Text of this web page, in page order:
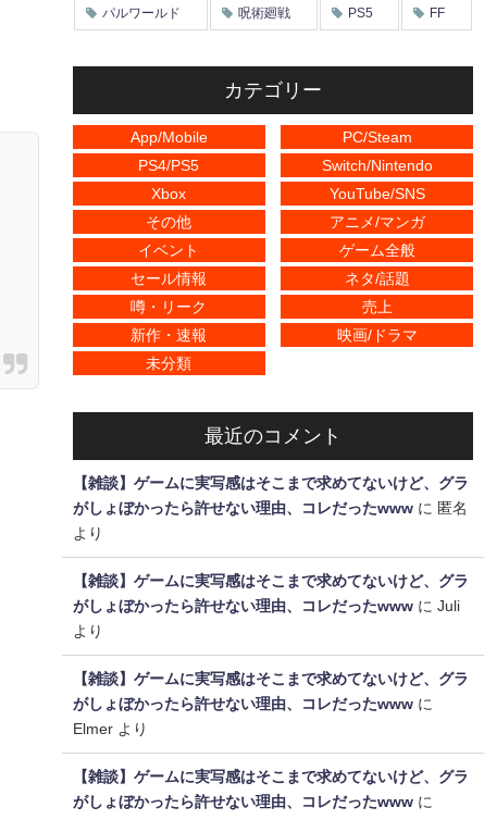
パルワールド 呪術廻戦 PS5 FF
カテゴリー
App/Mobile
PC/Steam
PS4/PS5
Switch/Nintendo
Xbox
YouTube/SNS
その他
アニメ/マンガ
イベント
ゲーム全般
セール情報
ネタ/話題
噂・リーク
売上
新作・速報
映画/ドラマ
未分類
最近のコメント
【雑談】ゲームに実写感はそこまで求めてないけど、グラ
がしょぼかったら許せない理由、コレだったwww に 匿名
より
【雑談】ゲームに実写感はそこまで求めてないけど、グラ
がしょぼかったら許せない理由、コレだったwww に Juli
より
【雑談】ゲームに実写感はそこまで求めてないけど、グラ
がしょぼかったら許せない理由、コレだったwww に
Elmer より
【雑談】ゲームに実写感はそこまで求めてないけど、グラ
がしょぼかったら許せない理由、コレだったwww に